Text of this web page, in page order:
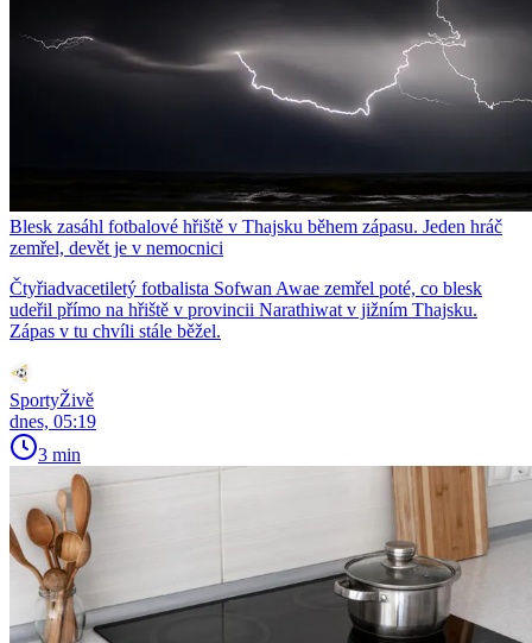
Blesk zasáhl fotbalové hřiště v Thajsku během zápasu. Jeden hráč
zemřel, devět je v nemocnici
Čtyřiadvacetiletý fotbalista Sofwan Awae zemřel poté, co blesk
udeřil přímo na hřiště v provincii Narathiwat v jižním Thajsku.
Zápas v tu chvíli stále běžel.
SportyŽivě
dnes, 05:19
3 min